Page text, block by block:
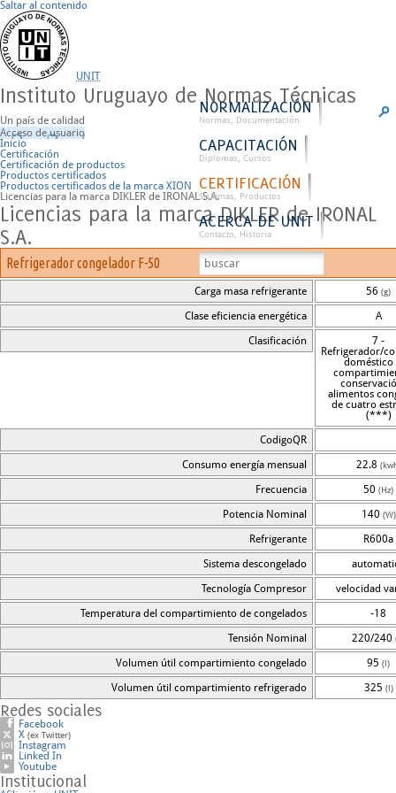
Saltar al contenido
UNIT
Instituto Uruguayo de Normas Técnicas
Un país de calidad
Acceso de usuario
NORMALIZACIÓN
Normas, Documentación
CAPACITACIÓN
Diplomas, Cursos
CERTIFICACIÓN
Sistemas, Productos
ACERCA DE UNIT
Contacto, Historia
Inicio
Certificación
Certificación de productos
Productos certificados
Productos certificados de la marca XION
Licencias para la marca DIKLER de IRONAL S.A.
Licencias para la marca DIKLER de IRONAL
S.A.
Refrigerador congelador F-50
Carga masa refrigerante 56 (g)
Clase eficiencia energética
A
Clasificación
7 -
Refrigerador/
doméstico
alimentos
de cuatro
(***)
CodigoQR
Consumo energía mensual
22.8
Frecuencia 50 (Hz)
Potencia Nominal 140 (W)
Refrigerante
R600a
Sistema descongelado
Tecnología Compresor
velocidad
Temperatura del compartimiento de congelados
-18
Tensión Nominal
220/240
Volumen útil compartimiento congelado 95 (l)
Volumen útil compartimiento refrigerado 325 (l)
Redes sociales
Facebook
X (ex Twitter)
Instagram
Linked In
Youtube
Institucional